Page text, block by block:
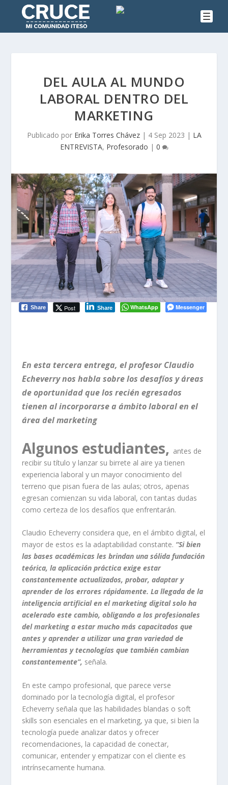
DEL AULA AL MUNDO
LABORAL DENTRO DEL
MARKETING
Publicado por Erika Torres Chávez| 4 Sep 2023 | LA
ENTREVISTA, Profesorado | 0
Share Post Share WhatsApp Messenger
En esta tercera entrega, el profesor Claudio
Echeverry nos habla sobre los desafíos y áreas
de oportunidad que los recién egresados
tienen al incorporarse a ámbito laboral en el
área del marketing
Algunos estudiantes, antes de
recibir su título y lanzar su birrete al aire ya tienen
experiencia laboral y un mayor conocimiento del
terreno que pisan fuera de las aulas; otros, apenas
egresan comienzan su vida laboral, con tantas dudas
como certeza de los desafíos que enfrentarán.
Claudio Echeverry considera que, en el ámbito digital, el
mayor de estos es la adaptabilidad constante. “Si bien
las bases académicas les brindan una sólida fundación
teórica, la aplicación práctica exige estar
constantemente actualizados, probar, adaptar y
aprender de los errores rápidamente. La llegada de la
inteligencia artificial en el marketing digital solo ha
acelerado este cambio, obligando a los profesionales
del marketing a estar mucho más capacitados que
antes y aprender a utilizar una gran variedad de
herramientas y tecnologías que también cambian
constantemente”, señala.
En este campo profesional, que parece verse
dominado por la tecnología digital, el profesor
Echeverry señala que las habilidades blandas o soft
skills son esenciales en el marketing, ya que, si bien la
tecnología puede analizar datos y ofrecer
recomendaciones, la capacidad de conectar,
comunicar, entender y empatizar con el cliente es
intrínsecamente humana.